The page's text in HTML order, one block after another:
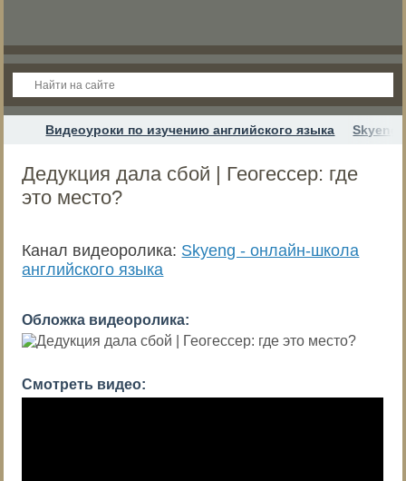
Видеоуроки по изучению английского языка Skyeng
Дедукция дала сбой | Геогессер: где
это место?
Канал видеоролика: Skyeng - онлайн-школа
английского языка
Обложка видеоролика:
Смотреть видео: